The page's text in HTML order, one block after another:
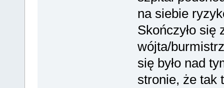
na siebie
Skończyło się
wójta/
się było nad
stronie, że tak